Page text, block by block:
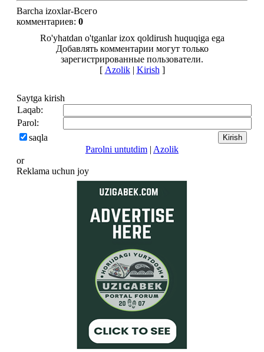
Barcha izoxlar-Всего
комментариев: 0
Ro'yhatdan o'tganlar izox qoldirush huquqiga ega
Добавлять комментарии могут только
зарегистрированные пользователи.
[ Azolik| Kirish ]
Saytga kirish
Laqab:
Parol:
saqla
Parolni untutdim | Azolik
or
Reklama uchun joy